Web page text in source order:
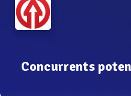
Concurrents